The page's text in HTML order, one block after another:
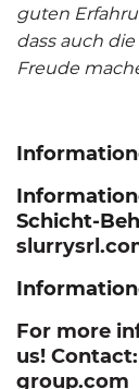
guten
dass auch die
Freude
Schicht-
For more
us! Contact:
group.com